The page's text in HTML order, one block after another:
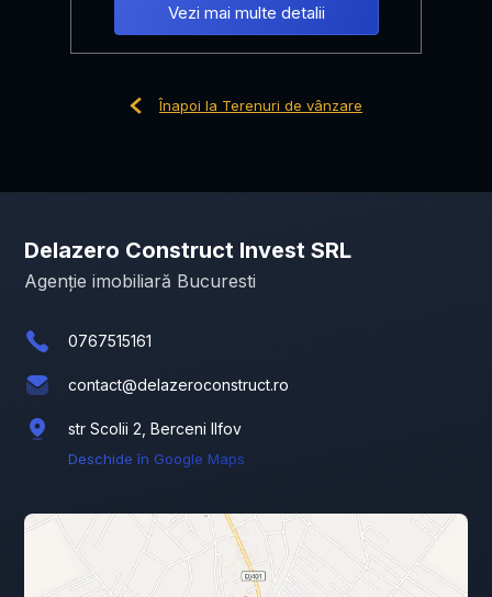
Vezi mai multe detalii
Înapoi la Terenuri de vânzare
Delazero Construct Invest SRL
Agenție imobiliară Bucuresti
0767515161
contact@delazeroconstruct.ro
str Scolii 2, Berceni Ilfov
Deschide în Google Maps